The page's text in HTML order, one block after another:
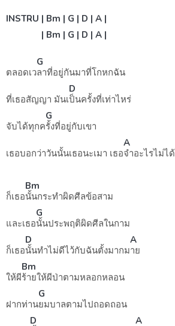
INSTRU | Bm | G | D | A |
| Bm | G | D | A |
ตลอดเว
G
ลาที่อยู่กันมาที่โกหกฉัน
ที่เธอสัญญา มันเ
D
ป็นครั้งที่เท่าไหร่
จับได้ทุกค
G
รั้งที่อยู่กับเขา
เธอบอกว่าวันนั้นเธอนะเมา เธอ
A
จำอะไรไม่ได้
ก็เธอ
Bm
นั้นกระทำผิดศีลข้อสาม
และเธอ
G
นั้นประพฤติผิดศีลในกาม
ก็เธอ
D
นั้นทำไม่ดีไว้กับฉันตั้งมากม
A
าย
ให้ผี
Bm
ร้ายให้ผีป่าตามหลอกหลอน
ฝากท่าน
G
ยมบาลตามไปถอดถอน
D
A